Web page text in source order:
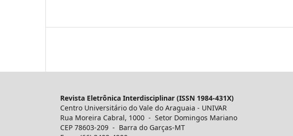
Revista Eletrônica Interdisciplinar (ISSN 1984-431X)
Centro Universitário do Vale do Araguaia - UNIVAR
Rua Moreira Cabral, 1000 - Setor Domingos Mariano
CEP 78603-209 - Barra do Garças-MT